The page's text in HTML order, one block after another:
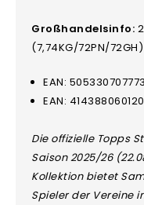
Großhandelsinfo:
(7,74KG/72PN/72GH)
EAN:
EAN:
Die offizielle Topps
Saison 2025/26
Kollektion bietet
Spieler der Vereine